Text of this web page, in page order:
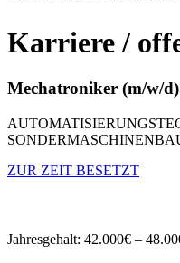
Karriere /
Mechatroniker (m/w/d)
ZUR ZEIT BESETZT
Jahresgehalt: 42.000€ –